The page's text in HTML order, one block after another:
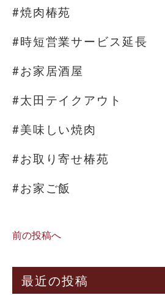
#焼肉椿苑
#時短営業サービス延長
#お家居酒屋
#太田テイクアウト
#美味しい焼肉
#お取り寄せ椿苑
#お家ご飯
前の投稿へ
最近の投稿